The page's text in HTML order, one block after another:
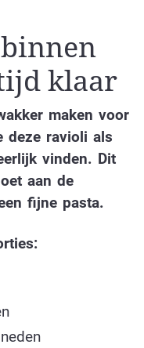
klaar
maken voor
deze ravioli als
vinden. Dit
aan de
fijne pasta.